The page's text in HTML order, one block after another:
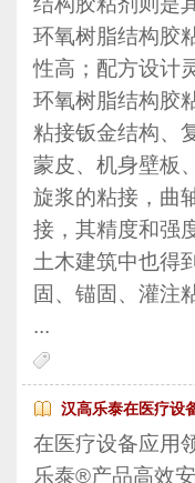
环氧树脂结构胶
性高；配方设计
环氧树脂结构胶
粘接钣金结构、
蒙皮、机身壁板
旋浆的粘接，曲
接，其精度和强
土木建筑中也得
固、锚固、灌注
...
汉高乐泰在医疗设
在医疗设备应用
乐泰®产品高效